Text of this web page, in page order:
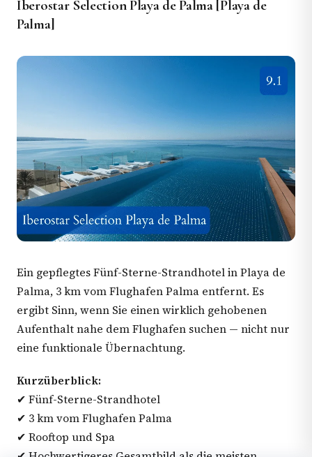
Iberostar Selection Playa de Palma [Playa de
Palma]
Ein gepflegtes Fünf-Sterne-Strandhotel in Playa de
Palma, 3 km vom Flughafen Palma entfernt. Es
ergibt Sinn, wenn Sie einen wirklich gehobenen
Aufenthalt nahe dem Flughafen suchen — nicht nur
eine funktionale Übernachtung.
Kurzüberblick:
✔ Fünf-Sterne-Strandhotel
✔ 3 km vom Flughafen Palma
✔ Rooftop und Spa